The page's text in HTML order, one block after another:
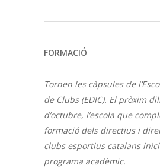
FORMACIÓ
Tornen les càpsules de
de Clubs (EDIC). El pròxim
d’octubre, l’escola que
formació dels directius i
clubs esportius catalans
programa acadèmic.